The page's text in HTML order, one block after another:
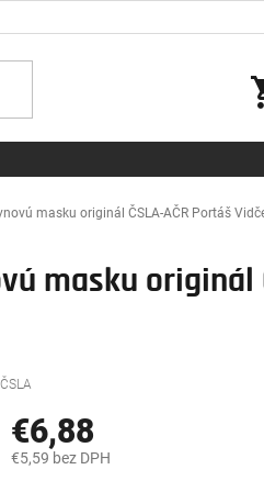
masku originál ČSLA-AČR Portáš
masku originál
€6,88
€5,59 bez DPH